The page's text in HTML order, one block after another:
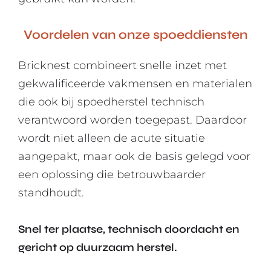
Voordelen van onze spoeddiensten
Bricknest combineert snelle inzet met
gekwalificeerde vakmensen en materialen
die ook bij spoedherstel technisch
verantwoord worden toegepast. Daardoor
wordt niet alleen de acute situatie
aangepakt, maar ook de basis gelegd voor
een oplossing die betrouwbaarder
standhoudt.
Snel ter plaatse, technisch doordacht en
gericht op duurzaam herstel.